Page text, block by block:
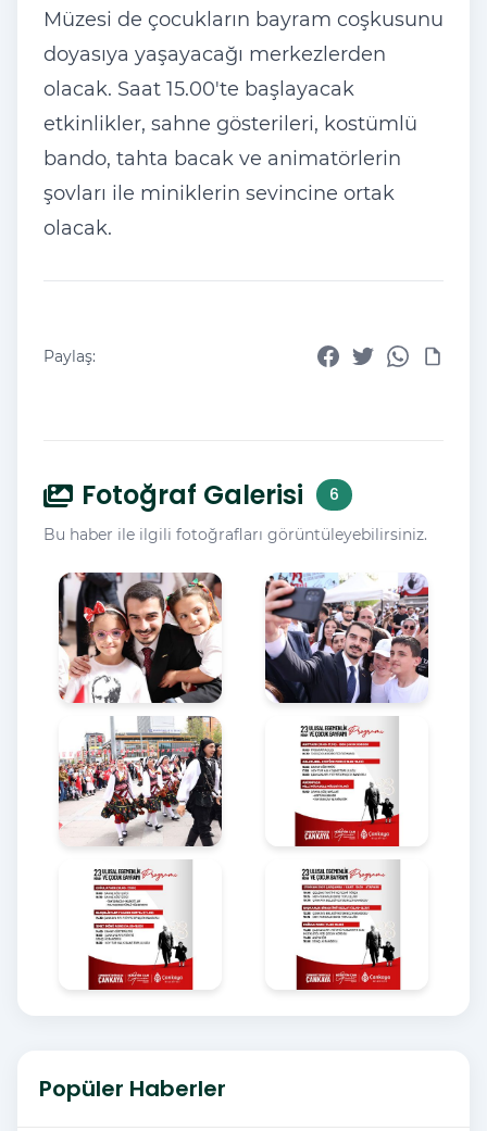
Müzesi de çocukların bayram coşkusunu
doyasıya yaşayacağı merkezlerden
olacak. Saat 15.00'te başlayacak
etkinlikler, sahne gösterileri, kostümlü
bando, tahta bacak ve animatörlerin
şovları ile miniklerin sevincine ortak
olacak.
Paylaş:
Fotoğraf Galerisi 6
Bu haber ile ilgili fotoğrafları görüntüleyebilirsiniz.
Popüler Haberler